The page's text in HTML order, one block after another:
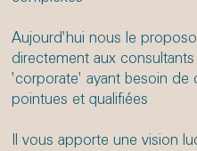
Aujourd'hui nous le
directement aux
'corporate' ayant besoin de
pointues et qualifiées
Il vous apporte une vision